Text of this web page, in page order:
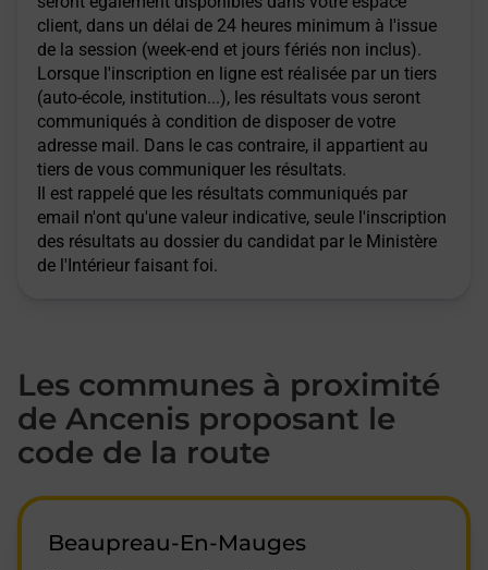
client, dans un délai de 24 heures minimum à l'issue
de la session (week-end et jours fériés non inclus).
Lorsque l'inscription en ligne est réalisée par un tiers
(auto-école, institution...), les résultats vous seront
communiqués à condition de disposer de votre
adresse mail. Dans le cas contraire, il appartient au
tiers de vous communiquer les résultats.
Il est rappelé que les résultats communiqués par
email n'ont qu'une valeur indicative, seule l'inscription
des résultats au dossier du candidat par le Ministère
de l'Intérieur faisant foi.
Les communes à proximité
de Ancenis proposant le
code de la route
Beaupreau-En-Mauges